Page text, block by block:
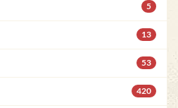
5
13
53
420